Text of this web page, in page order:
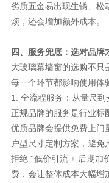
劣质五金易出现生锈、松
烦，还会增加额外成本。
四、服务兜底：选对品牌
大玻璃幕墙窗的选购不只
每一个环节都影响使用体
1. 全流程服务：从量尺到
正规品牌的服务是行业标
优质品牌会提供免费上门
户型尺寸定制方案，避免
拒绝 “低价引流 + 后期加
费，会让整体成本大幅增